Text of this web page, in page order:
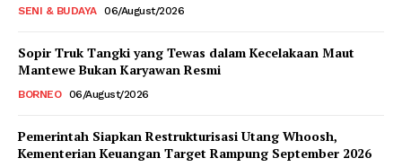
SENI & BUDAYA 06/August/2026
Sopir Truk Tangki yang Tewas dalam Kecelakaan Maut
Mantewe Bukan Karyawan Resmi
BORNEO 06/August/2026
Pemerintah Siapkan Restrukturisasi Utang Whoosh,
Kementerian Keuangan Target Rampung September 2026